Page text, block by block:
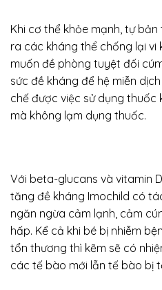
Khi cơ thể khỏe mạnh, tự
ra các kháng thể chống lại vi
muốn đề phòng tuyệt đối
sức đề kháng để hệ miễn
chế được việc sử dụng thuốc
mà không lạm dụng thuốc.
Với beta-glucans và vitamin
tăng đề kháng Imochild có
ngăn ngừa cảm lạnh, cảm
hấp. Kể cả khi bé bị nhiễm
tổn thương thì kẽm sẽ có
các tế bào mới lẫn tế bào bị